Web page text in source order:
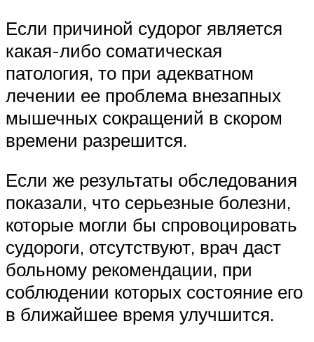
Если причиной судорог является
какая-либо соматическая
патология, то при адекватном
лечении ее проблема внезапных
мышечных сокращений в скором
времени разрешится.
Если же результаты обследования
показали, что серьезные болезни,
которые могли бы спровоцировать
судороги, отсутствуют, врач даст
больному рекомендации, при
соблюдении которых состояние его
в ближайшее время улучшится.